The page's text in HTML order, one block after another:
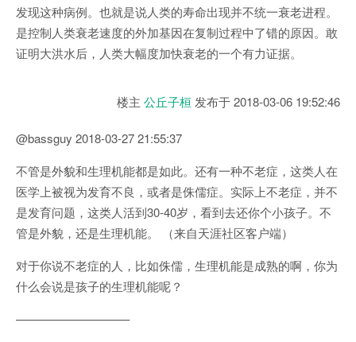
发现这种病例。也就是说人类的寿命出现并不统一衰老进程。
是控制人类衰老速度的外加基因在复制过程中了错的原因。敢
证明大洪水后，人类大幅度加快衰老的一个有力证据。
楼主 公丘子桓 发布于2018-03-06 19:52:46
@bassguy 2018-03-27 21:55:37
不管是外貌和生理机能都是如此。还有一种不老症，这类人在
医学上被视为发育不良，或者是侏儒症。实际上不老症，并不
是发育问题，这类人活到30-40岁，看到去还你个小孩子。不
管是外貌，还是生理机能。 （来自天涯社区客户端）
对于你说不老症的人，比如侏儒，生理机能是成熟的啊，你为
什么会说是孩子的生理机能呢？
—————————–